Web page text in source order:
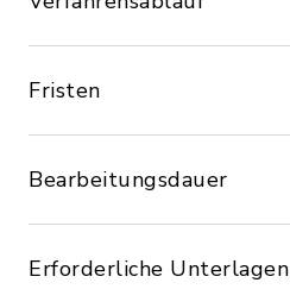
Fristen
Bearbeitungsdauer
Erforderliche Unterlagen